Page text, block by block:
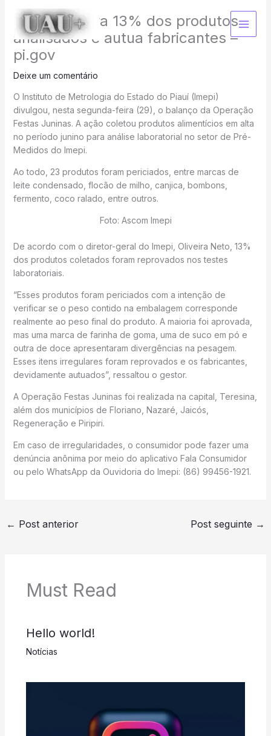
conteúdo
Imepi reprova 13% dos produtos
analisados e autua fabricantes –
pi.gov
Deixe um comentário
O Instituto de Metrologia do Estado do Piauí (Imepi)
divulgou, nesta segunda-feira (29), o balanço da Operação
Festas Juninas. A ação coletou produtos alimentícios em alta
no período junino para análise laboratorial no setor de Pré-
Medidos do Imepi.
Ao todo, 23 produtos foram periciados, entre marcas de
leite condensado, flocão de milho, canjica, bombons,
fermento, coco ralado, entre outros.
Foto: Ascom Imepi
De acordo com o diretor-geral do Imepi, Oliveira Neto, 13%
dos produtos coletados foram reprovados nos testes
laboratoriais.
“Esses produtos foram periciados com a intenção de
verificar se o peso contido na embalagem corresponde
realmente ao peso final do produto. A maioria foi aprovada,
mas uma marca de farinha de goma, uma de suco em pó e
outra de doce apresentaram divergências na pesagem.
Esses itens irregulares foram reprovados e os fabricantes,
devidamente autuados”, ressaltou o gestor.
A Operação Festas Juninas foi realizada na capital, Teresina,
além dos municípios de Floriano, Nazaré, Jaicós,
Regeneração e Piripiri.
Em caso de irregularidades, o consumidor pode fazer uma
denúncia anônima por meio do aplicativo Fala Consumidor
ou pelo WhatsApp da Ouvidoria do Imepi: (86) 99456-1921.
← Post anterior Post seguinte →
Must Read
Hello world!
Notícias